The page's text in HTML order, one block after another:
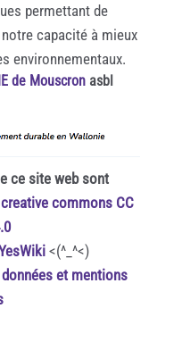
permettant de
capacité à mieux
environnementaux.
de Mouscronasbl
ce site web sont
commons CC
<(^_^<)
et mentions